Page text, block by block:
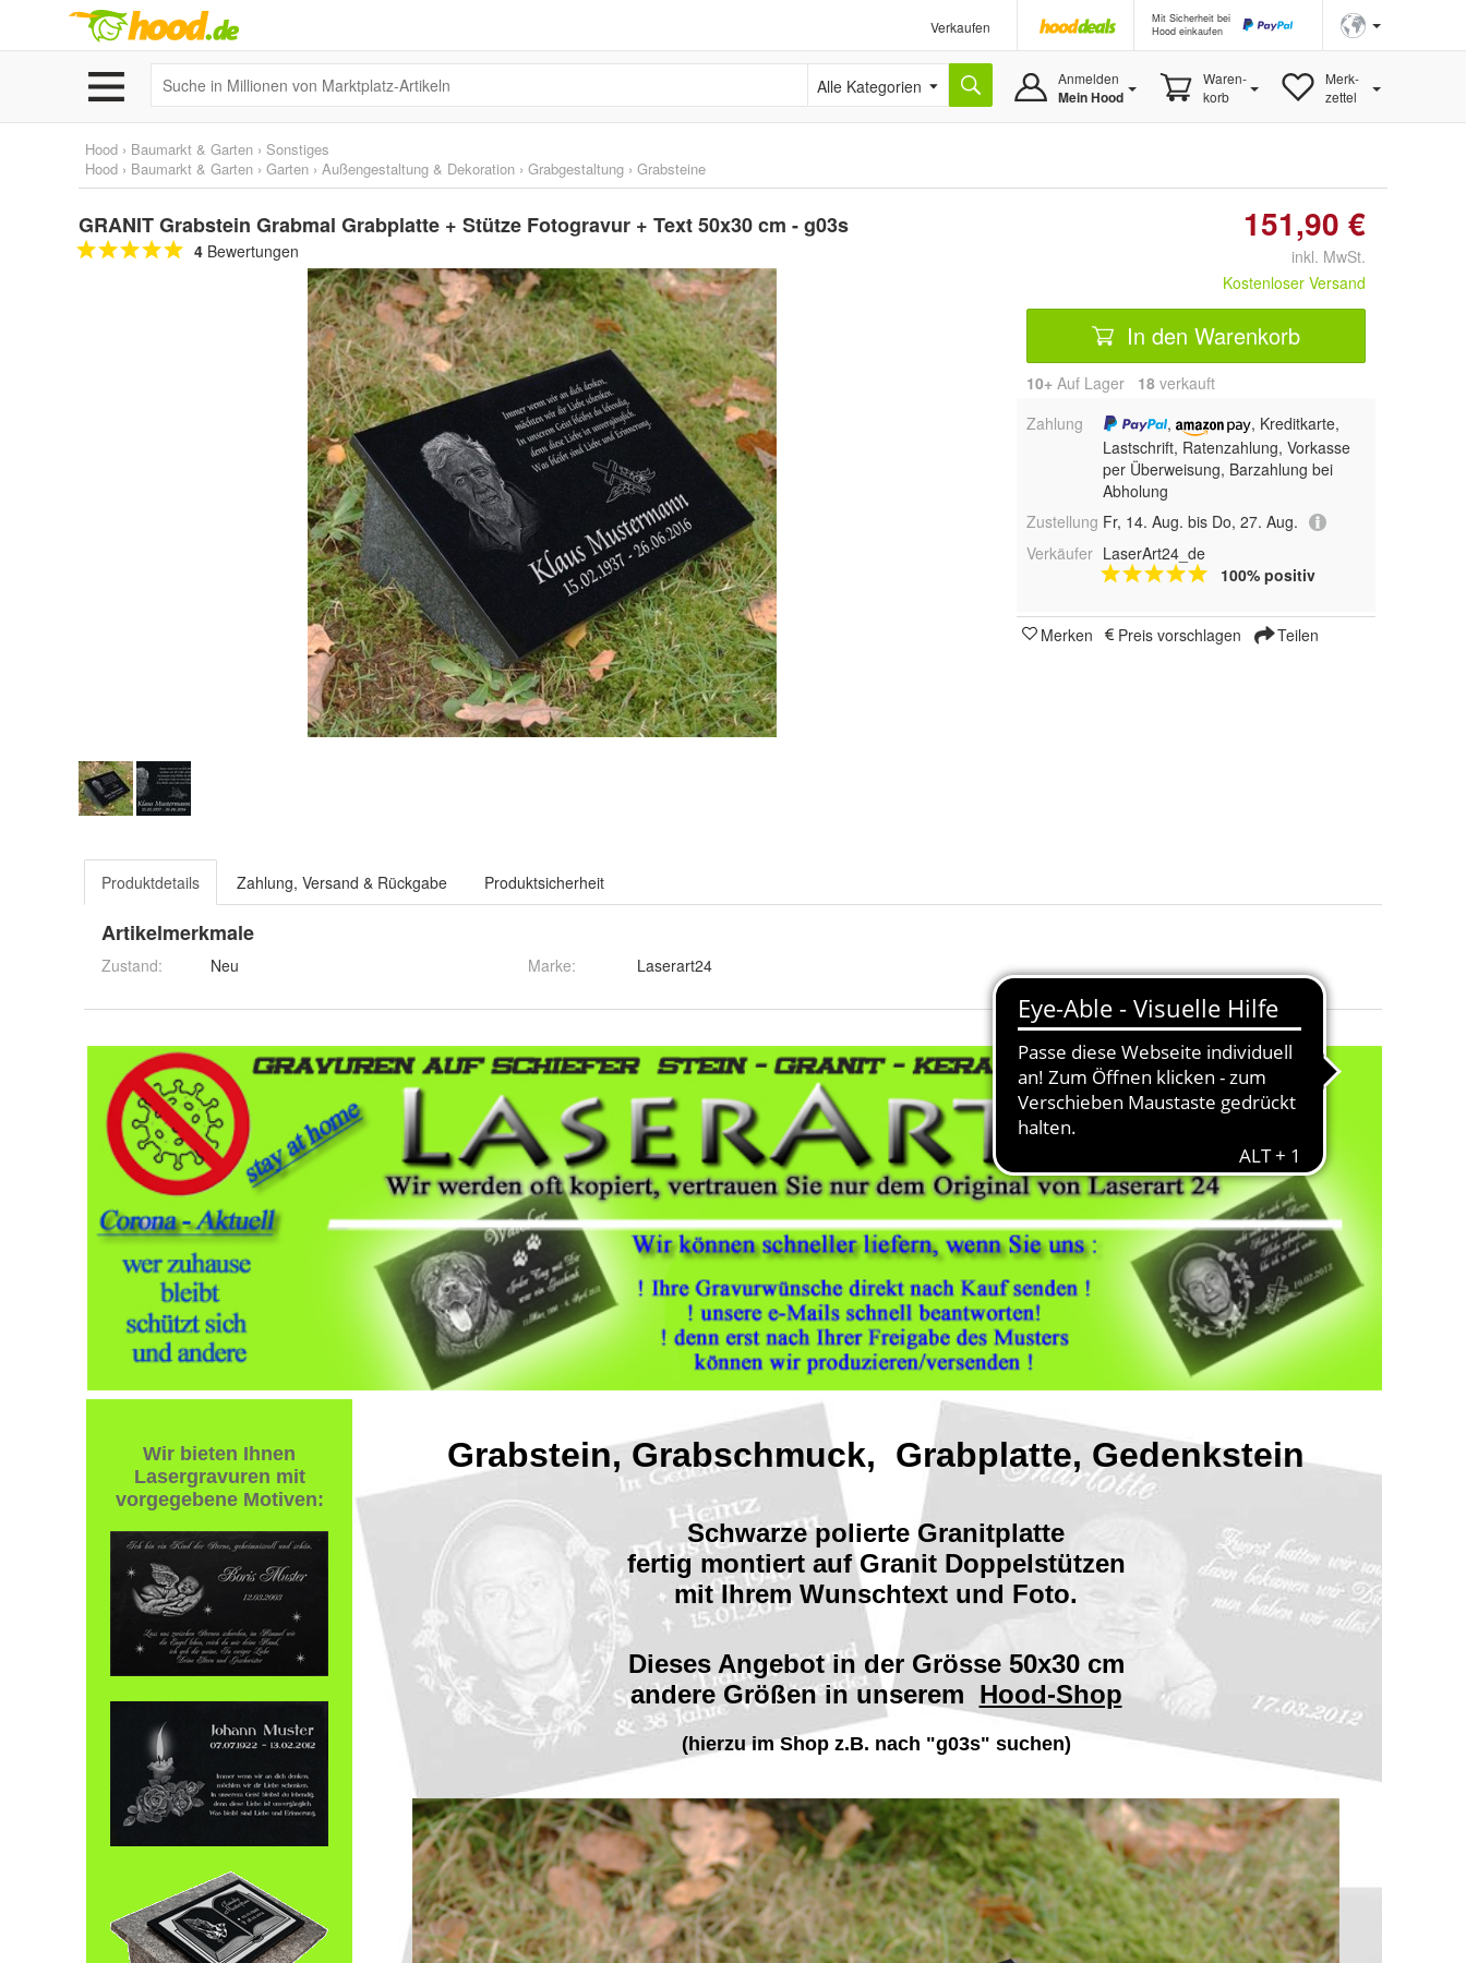
Verkaufen
Mit Sicherheit bei
Hood einkaufen
Alle Kategorien Anmelden
Mein Hood
Waren-
korb
Merk-
zettel
Hood › Baumarkt & Garten › Sonstiges
Hood › Baumarkt & Garten › Garten › Außengestaltung & Dekoration › Grabgestaltung › Grabsteine
GRANIT Grabstein Grabmal Grabplatte + Stütze Fotogravur + Text 50x30 cm - g03s
4 Bewertungen
151,90 €
inkl. MwSt.
Kostenloser Versand
In den Warenkorb
10+ Auf Lager 18 verkauft
Zahlung
,
, Kreditkarte,
Lastschrift, Ratenzahlung, Vorkasse
per Überweisung, Barzahlung bei
Abholung
Zustellung Fr, 14. Aug. bis Do, 27. Aug.
Verkäufer LaserArt24_de
100% positiv
Merken Preis vorschlagen Teilen
Produktdetails Zahlung, Versand & Rückgabe Produktsicherheit
Artikelmerkmale
Zustand: Neu Marke: Laserart24